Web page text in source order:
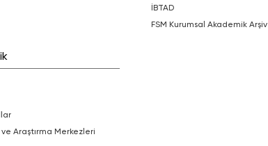
İBTAD
FSM Kurumsal Akademik Arşiv
ve Araştırma Merkezleri